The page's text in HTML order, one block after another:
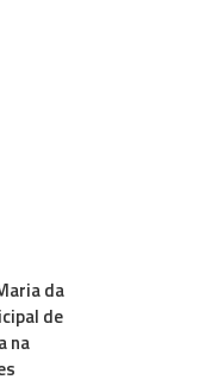
da
de
na